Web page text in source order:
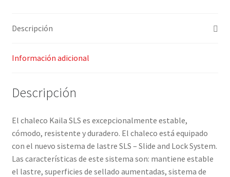
Descripción
Información adicional
Descripción
El chaleco Kaila SLS es excepcionalmente estable,
cómodo, resistente y duradero. El chaleco está equipado
con el nuevo sistema de lastre SLS – Slide and Lock System.
Las características de este sistema son: mantiene estable
el lastre, superficies de sellado aumentadas, sistema de